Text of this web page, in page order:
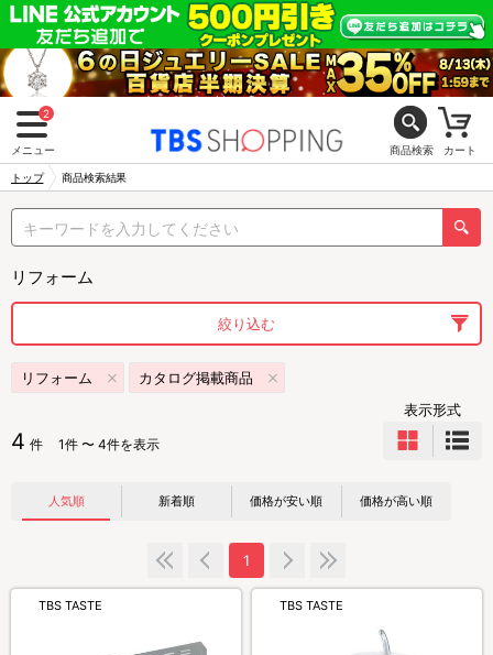
2
メニュー 商品検索 カート
トップ 商品検索結果
リフォーム
絞り込む
リフォーム カタログ掲載商品
4 件 1件 〜 4件を表示
表示形式
人気順 新着順 価格が安い順 価格が高い順
1
TBS TASTE TBS TASTE